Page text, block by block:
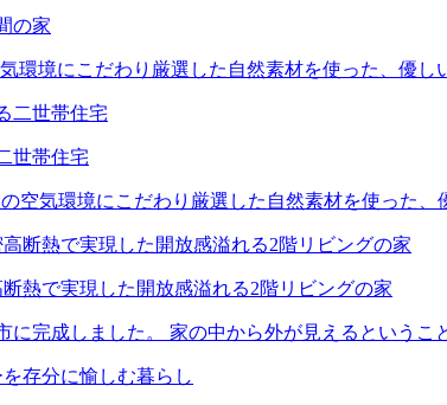
の家
環境にこだわり厳選した自然素材を使った、優
世帯住宅
空気環境にこだわり厳選した自然素材を使った
熱で実現した開放感溢れる2階リビングの家
に完成しました。 家の中から外が見えるという